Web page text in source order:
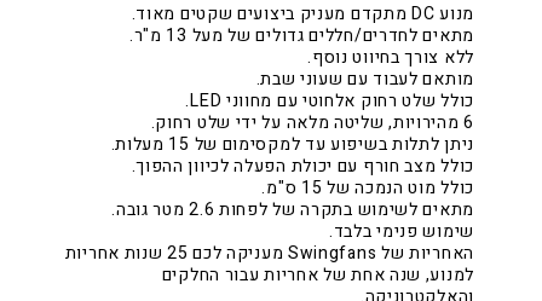
מנוע DC מתקדם מעניק ביצועים שקטים מאוד.
מתאים לחדרים/חללים גדולים של מעל 13 מ"ר.
ללא צורך בחיווט נוסף.
מותאם לעבוד עם שעוני שבת.
כולל שלט רחוק אלחוטי עם מחווני LED.
6 מהירויות, שליטה מלאה על ידי שלט רחוק.
ניתן לתלות בשיפוע עד למקסימום של 15 מעלות.
כולל מצב חורף עם יכולת הפעלה לכיוון ההפוך.
כולל מוט הנמכה של 15 ס"מ.
מתאים לשימוש בתקרה של לפחות 2.6 מטר גובה.
שימוש פנימי בלבד.
האחריות של Swingfans מעניקה לכם 25 שנות אחריות
למנוע, שנה אחת של אחריות עבור החלקים